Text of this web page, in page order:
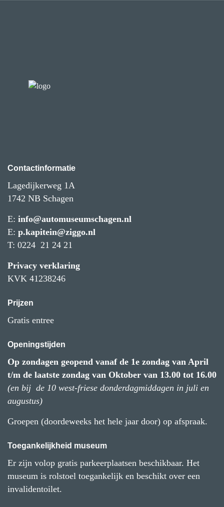
Contactinformatie
Lagedijkerweg 1A
1742 NB Schagen
E: info@automuseumschagen.nl
E: p.kapitein@ziggo.nl
T: 0224 21 24 21
Privacy verklaring
KVK 41238246
Prijzen
Gratis entree
Openingstijden
Op zondagen geopend vanaf de 1e zondag van April
t/m de laatste zondag van Oktober van 13.00 tot 16.00
(en bij de 10 west-friese donderdagmiddagen in juli en
augustus)
Groepen (doordeweeks het hele jaar door) op afspraak.
Toegankelijkheid museum
Er zijn volop gratis parkeerplaatsen beschikbaar. Het
museum is rolstoel toegankelijk en beschikt over een
invalidentoilet.